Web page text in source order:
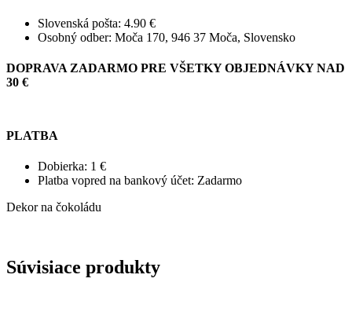
Slovenská pošta: 4.90 €
Osobný odber: Moča 170, 946 37 Moča, Slovensko
DOPRAVA ZADARMO PRE VŠETKY OBJEDNÁVKY NAD
30 €
PLATBA
Dobierka: 1 €
Platba vopred na bankový účet: Zadarmo
Dekor na čokoládu
Súvisiace produkty